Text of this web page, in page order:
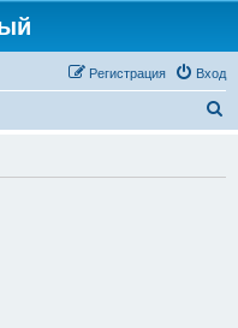
Вход
Регистрация